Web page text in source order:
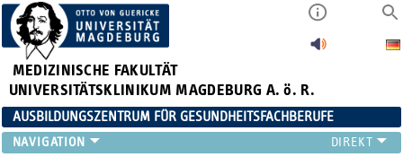
MEDIZINISCHE FAKULTÄT
UNIVERSITÄTSKLINIKUM MAGDEBURG A. ö. R.
AUSBILDUNGSZENTRUM FÜR GESUNDHEITSFACHBERUFE